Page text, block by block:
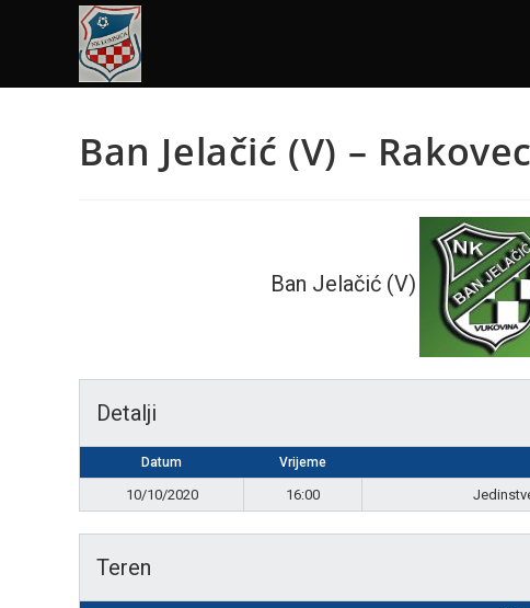
Ban Jelačić (V) – Rakovec
Ban Jelačić (V)
Detalji
Datum Vrijeme
10/10/2020 16:00
Teren